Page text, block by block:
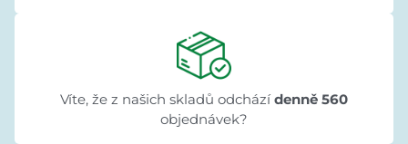
Víte, že z našich skladů odchází denně 560
objednávek?